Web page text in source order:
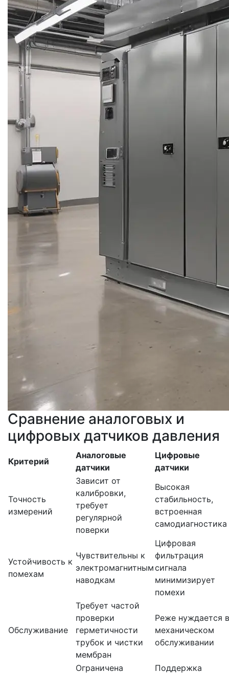
Сравнение аналоговых и
цифровых датчиков давления
Критерий
Аналоговые
датчики
Цифровые
датчики
Точность
измерений
Зависит от
калибровки,
требует
регулярной
поверки
Высокая
стабильность,
встроенная
самодиагностика
Устойчивость к
помехам
Чувствительны к
электромагнитным
наводкам
Цифровая
фильтрация
сигнала
минимизирует
помехи
Обслуживание
Требует частой
проверки
герметичности
трубок и чистки
мембран
Реже нуждается в
механическом
обслуживании
Ограничена
Поддержка